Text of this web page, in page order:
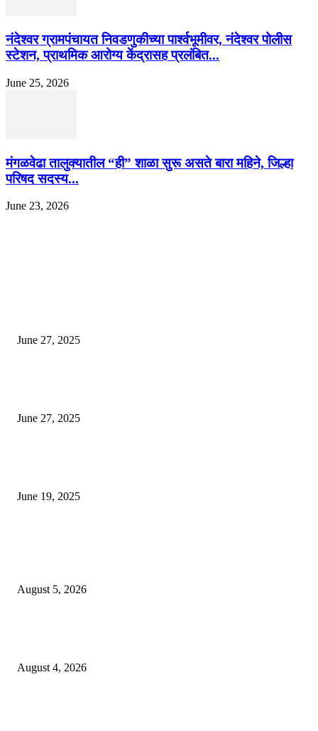
नंदेश्वर ग्रामपंचायत निवडणुकीच्या पार्श्वभूमीवर, नंदेश्वर पोलीस
स्टेशन, प्राथमिक आरोग्य केंद्रासह प्रलंबित...
June 25, 2026
मंगळवेढा तालुक्यातील “ही” शाळा सुरू असते बारा महिने, जिल्हा
परिषद सदस्य...
June 23, 2026
June 27, 2025
June 27, 2025
June 19, 2025
August 5, 2026
August 4, 2026